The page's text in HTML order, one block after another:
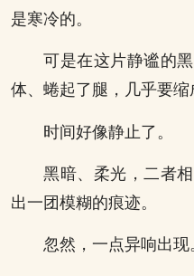
是寒冷的。
可是在这片静谧的
体、蜷起了腿，几乎要缩
时间好像静止了。
黑暗、柔光，二者
出一团模糊的痕迹。
忽然，一点异响出现